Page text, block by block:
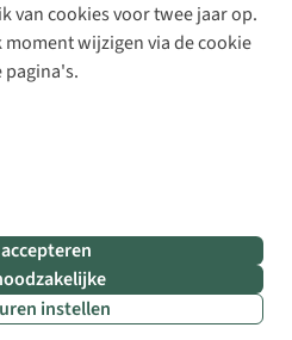
van cookies voor twee jaar op.
wijzigen via de cookie
instellen
Algemene voorwaarden
Policy